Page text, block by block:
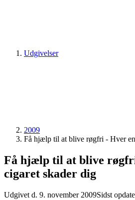
Udgivelser
2009
Få hjælp til at blive røgfri - Hver
Få hjælp til at blive
cigaret skader dig
Udgivet d. 9. november 2009Sidst